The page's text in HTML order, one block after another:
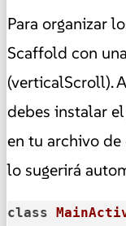
Para organizar
Scaffold con
(verticalScroll).
debes instalar
en tu archivo
lo sugerirá
class